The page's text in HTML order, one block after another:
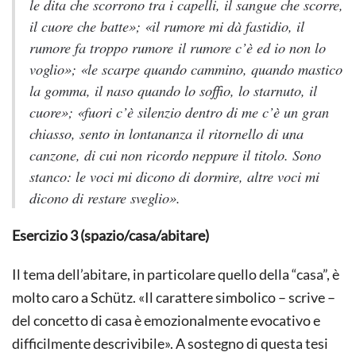
le dita che scorrono tra i capelli, il sangue che scorre,
il cuore che batte»; «il rumore mi dà fastidio, il
rumore fa troppo rumore il rumore c’è ed io non lo
voglio»; «le scarpe quando cammino, quando mastico
la gomma, il naso quando lo soffio, lo starnuto, il
cuore»; «fuori c’è silenzio dentro di me c’è un gran
chiasso, sento in lontananza il ritornello di una
canzone, di cui non ricordo neppure il titolo. Sono
stanco: le voci mi dicono di dormire, altre voci mi
dicono di restare sveglio».
Esercizio 3 (spazio/casa/abitare)
Il tema dell’abitare, in particolare quello della “casa”, è
molto caro a Schütz. «Il carattere simbolico – scrive –
del concetto di casa è emozionalmente evocativo e
difficilmente descrivibile». A sostegno di questa tesi